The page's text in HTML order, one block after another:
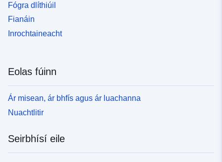
Fógra dlíthiúil
Fianáin
Inrochtaineacht
Eolas fúinn
Ár misean, ár bhfís agus ár luachanna
Nuachtlitir
Seirbhísí eile